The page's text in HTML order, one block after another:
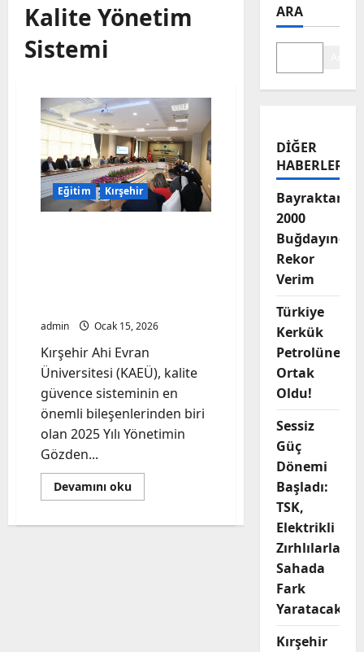
Kalite Yönetim
Sistemi
Eğitim Kırşehir
admin Ocak 15, 2026
Kırşehir Ahi Evran
Üniversitesi (KAEÜ), kalite
güvence sisteminin en
önemli bileşenlerinden biri
olan 2025 Yılı Yönetimin
Gözden...
Devamını okuRead
more
Ahi
ARA
DIĞER
HABERLER
Bayraktar-
2000
Buğdayında
Rekor
Verim
Türkiye
Kerkük
Petrolüne
Ortak
Oldu!
Sessiz
Güç
Dönemi
Başladı:
TSK,
Elektrikli
Zırhlılarla
Sahada
Fark
Yaratacak
Kırşehir